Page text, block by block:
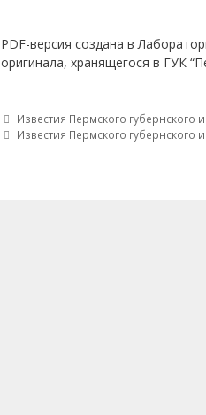
PDF-версия создана в
оригинала, хранящегося в ГУК
Post navigation
Известия Пермского губернского
Известия Пермского губернского